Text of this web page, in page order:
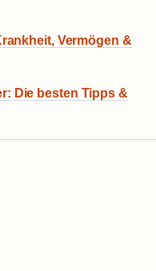
Vermögen &
Die besten Tipps &